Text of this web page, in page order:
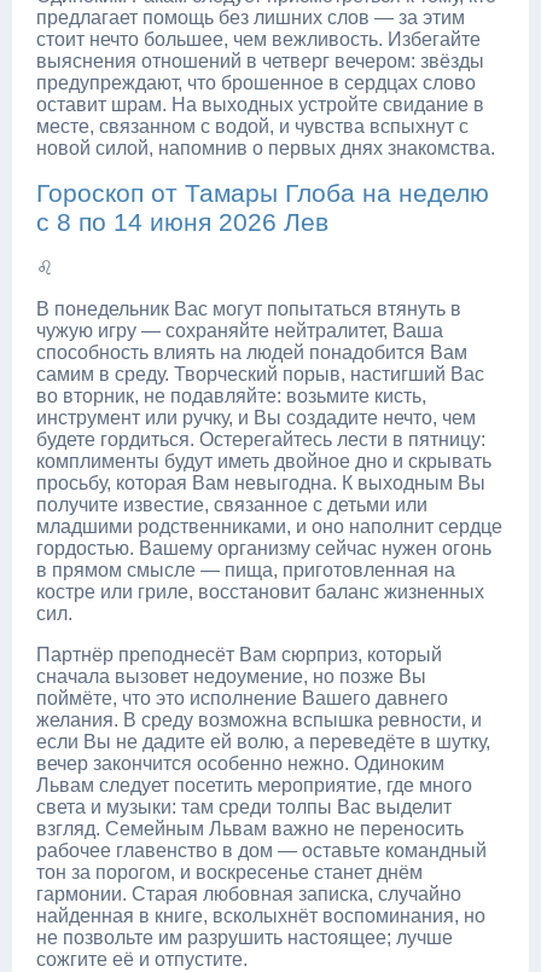
предлагает помощь без лишних слов — за этим
стоит нечто большее, чем вежливость. Избегайте
выяснения отношений в четверг вечером: звёзды
предупреждают, что брошенное в сердцах слово
оставит шрам. На выходных устройте свидание в
месте, связанном с водой, и чувства вспыхнут с
новой силой, напомнив о первых днях знакомства.
Гороскоп от Тамары Глоба на неделю
с 8 по 14 июня 2026 Лев
♌
В понедельник Вас могут попытаться втянуть в
чужую игру — сохраняйте нейтралитет, Ваша
способность влиять на людей понадобится Вам
самим в среду. Творческий порыв, настигший Вас
во вторник, не подавляйте: возьмите кисть,
инструмент или ручку, и Вы создадите нечто, чем
будете гордиться. Остерегайтесь лести в пятницу:
комплименты будут иметь двойное дно и скрывать
просьбу, которая Вам невыгодна. К выходным Вы
получите известие, связанное с детьми или
младшими родственниками, и оно наполнит сердце
гордостью. Вашему организму сейчас нужен огонь
в прямом смысле — пища, приготовленная на
костре или гриле, восстановит баланс жизненных
сил.
Партнёр преподнесёт Вам сюрприз, который
сначала вызовет недоумение, но позже Вы
поймёте, что это исполнение Вашего давнего
желания. В среду возможна вспышка ревности, и
если Вы не дадите ей волю, а переведёте в шутку,
вечер закончится особенно нежно. Одиноким
Львам следует посетить мероприятие, где много
света и музыки: там среди толпы Вас выделит
взгляд. Семейным Львам важно не переносить
рабочее главенство в дом — оставьте командный
тон за порогом, и воскресенье станет днём
гармонии. Старая любовная записка, случайно
найденная в книге, всколыхнёт воспоминания, но
не позвольте им разрушить настоящее; лучше
сожгите её и отпустите.